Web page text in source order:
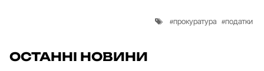
прокуратура податки
ОСТАННІ НОВИНИ